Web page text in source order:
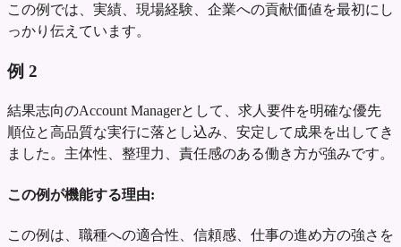
この例では、実績、現場経験、企業への貢献価値を最初にし
っかり伝えています。
例 2
結果志向のAccount Managerとして、求人要件を明確な優先
順位と高品質な実行に落とし込み、安定して成果を出してき
ました。主体性、整理力、責任感のある働き方が強みです。
この例が機能する理由:
この例は、職種への適合性、信頼感、仕事の進め方の強さを